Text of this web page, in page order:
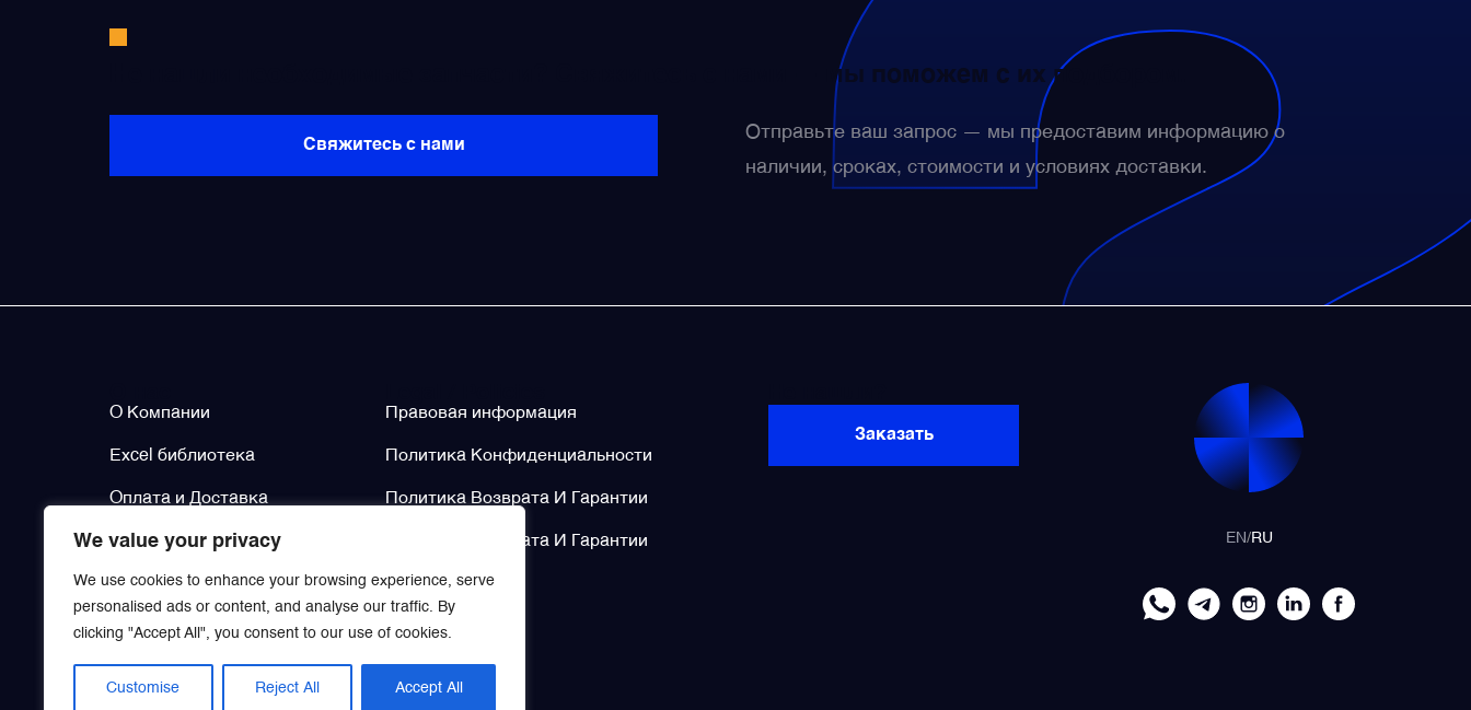
We value your privacy
We use cookies to enhance your browsing experience, serve
personalised ads or content, and analyse our traffic. By
clicking "Accept All", you consent to our use of cookies.
Customise Reject All Accept All
Не нашли необходимые запчасти? Свяжитесь с нами — мы поможем с их подбором.
Свяжитесь с нами
Отправьте ваш запрос — мы предоставим информацию о
наличии, сроках, стоимости и условиях доставки.
О Компании
Excel библиотека
Оплата и Доставка
Контакты
Правовая информация
Политика Конфиденциальности
Политика Возврата И Гарантии
Политика Возврата И Гарантии
Заказать
EN/RU